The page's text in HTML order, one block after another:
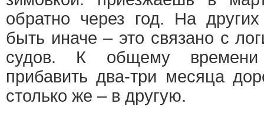
обратно через год. На
быть иначе – это связано с
судов. К общему времени
прибавить два-три месяца
столько же – в другую.